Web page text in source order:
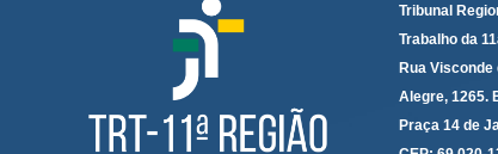
Tribunal
Trabalho da
Rua Visconde
Alegre, 1265.
Praça 14 de